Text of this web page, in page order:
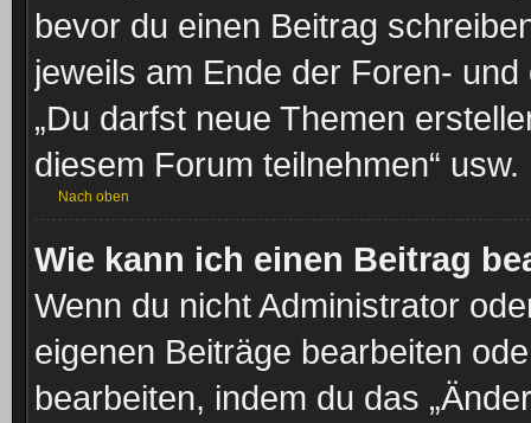
bevor du einen Beitrag
jeweils am Ende der Foren-
„Du darfst neue Themen
diesem Forum teilnehmen“ usw.
Nach oben
Wie kann ich einen Beitrag
Wenn du nicht Administrator
eigenen Beiträge bearbeiten
bearbeiten, indem du das